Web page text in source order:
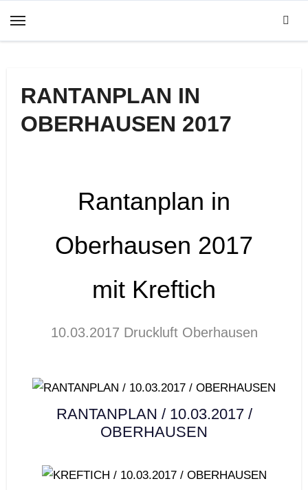
Inhalt
RANTANPLAN IN
OBERHAUSEN 2017
Rantanplan in
Oberhausen 2017
mit Kreftich
10.03.2017 Druckluft Oberhausen
RANTANPLAN / 10.03.2017 /
OBERHAUSEN